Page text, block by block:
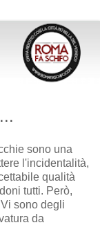
sono una
l'incidentalità,
qualità
tutti. Però,
sono degli
da